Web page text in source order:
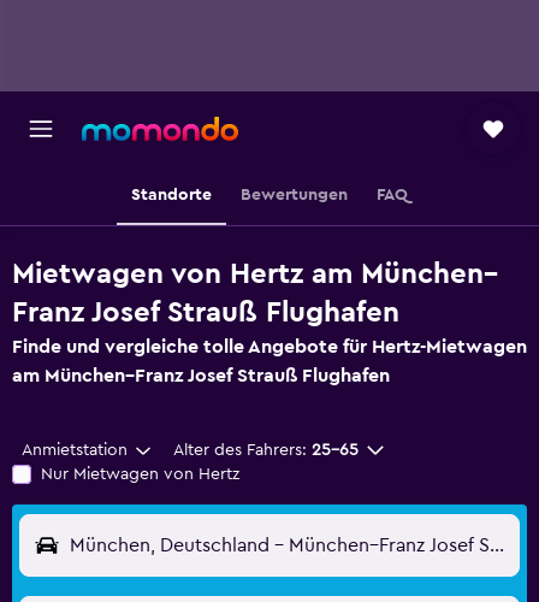
Standorte Bewertungen FAQ
Mietwagen von Hertz am München–
Franz Josef Strauß Flughafen
Finde und vergleiche tolle Angebote für Hertz-Mietwagen
am München–Franz Josef Strauß Flughafen
Anmietstation Alter des Fahrers: 25-65
Nur Mietwagen von Hertz
München, Deutschland - München–Franz Josef Strauß (MUC)